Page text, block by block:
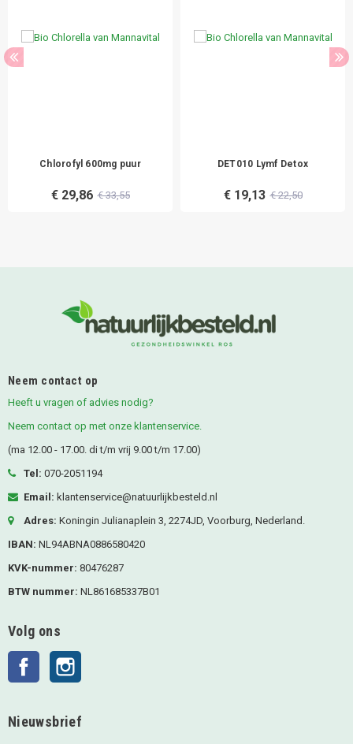
Chlorofyl 600mg puur
€ 29,86 € 33,55
DET010 Lymf Detox
€ 19,13 € 22,50
Neem contact op
Heeft u vragen of advies nodig?
Neem contact op met onze klantenservice.
(ma 12.00 - 17.00. di t/m vrij 9.00 t/m 17.00)
Tel: 070-2051194
Email: klantenservice@natuurlijkbesteld.nl
Adres: Koningin Julianaplein 3, 2274JD, Voorburg, Nederland.
IBAN: NL94ABNA0886580420
KVK-nummer: 80476287
BTW nummer: NL861685337B01
Volg ons
Facebook
Nieuwsbrief